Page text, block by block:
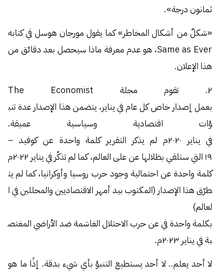
ثمانون درجة».
«شكلٌ من أشكال المخاطر» كما يقول مورجان هوسل في كتابه
Same as Ever، هو عدم معرفة ماذا سيحصل بعد دقائق من
هذا الإعلان.
٢. تقوم مجلة
بعمل إصدار خاصكلعامفييناير، يتضمنهذا الإصدار عدةتنب
ؤات
اقتصادية وسياسية عميقة.
في يناير ٢٠٢٠م لم يذكر التقرير كلمة واحدة عن كوفيد–
١٩ التيستلقيبظلالهاعنعلىالعالم، كما لمتذكُر فييناير ٢٠٢٢م
كلمة واحدةعن احتمالية وجود حرب روسيا وأوكرانيا، كما لم يت
طرّقهذا الإصدار (المكتوببيدأمهر الاقتصاديينوالمحللينفيا
لعالم)
بكلمةواحدةفيعنحرب الاحتلالالغاشمةضد الأراضيالمغتص
بةفييناير ٢٠٢٣م .
لا أحد يعلم.. لا أحد يستطيع التنبؤ بأي شيء بدقة. إذًا ما هو